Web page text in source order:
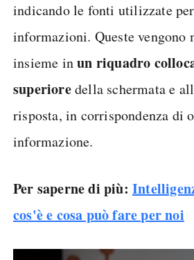
indicando le fonti utilizzate
informazioni. Queste vengono
insieme inun riquadro
superioredella schermata e
risposta, in corrispondenza di
informazione.
Per saperne di più:
cos'è e cosa può fare per noi